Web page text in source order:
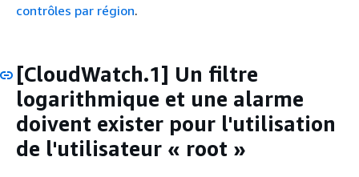
contrôles par région.
[CloudWatch.1] Un filtre
logarithmique et une alarme
doivent exister pour l'utilisation
de l'utilisateur « root »